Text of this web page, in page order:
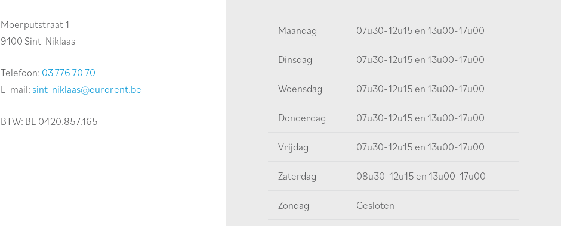
Moerputstraat 1
9100 Sint-Niklaas
Telefoon: 03 776 70 70
E-mail:sint-niklaas@eurorent.be
BTW: BE 0420.857.165
Maandag 07u30-12u15 en 13u00-17u00
Dinsdag 07u30-12u15 en 13u00-17u00
Woensdag 07u30-12u15 en 13u00-17u00
Donderdag 07u30-12u15 en 13u00-17u00
Vrijdag 07u30-12u15 en 13u00-17u00
Zaterdag 08u30-12u15 en 13u00-17u00
Zondag Gesloten